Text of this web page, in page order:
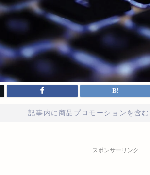
記事内に商品プロモーションを含
スポンサーリンク